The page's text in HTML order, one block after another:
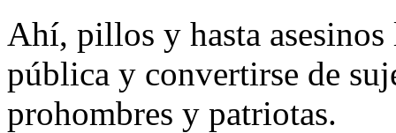
Ahí, pillos y hasta
pública y convertirse de
prohombres y patriotas.